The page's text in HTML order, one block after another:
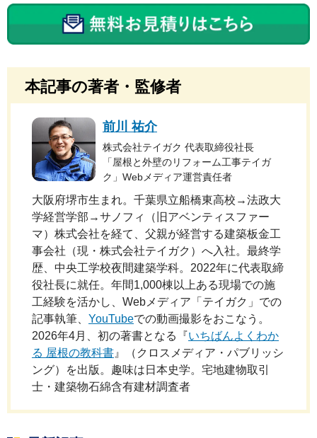
本記事の著者・監修者
前川 祐介
株式会社テイガク 代表取締役社長
「屋根と外壁のリフォーム工事テイガ
ク」Webメディア運営責任者
大阪府堺市生まれ。千葉県立船橋東高校→法政大
学経営学部→サノフィ（旧アベンティスファー
マ）株式会社を経て、父親が経営する建築板金工
事会社（現・株式会社テイガク）へ入社。最終学
歴、中央工学校夜間建築学科。2022年に代表取締
役社長に就任。年間1,000棟以上ある現場での施
工経験を活かし、Webメディア「テイガク」での
記事執筆、 YouTubeでの動画撮影をおこなう。
2026年4月、初の著書となる『いちばんよくわか
る 屋根の教科書 』（クロスメディア・パブリッシ
ング）を出版。趣味は日本史学。宅地建物取引
士・建築物石綿含有建材調査者